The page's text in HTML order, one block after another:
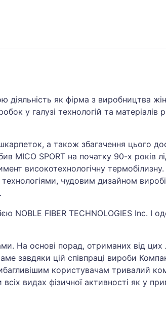
діяльність як фірма з виробництва
у галузі технологій та матеріалів
а також збагачення цього
SPORT на початку 90-х років
високотехнологічну
чудовим дизайном
NOBLE FIBER TECHNOLOGIES Inc. І
На основі порад, отриманих від
завдяки цій співпраці вироби
користувачам тривалий
видах фізичної активності як у